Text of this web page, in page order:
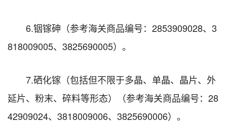
6.铟镓砷（参考海关商品编号：2853909028、3
818009005、3825690005）。
7.硒化镓（包括但不限于多晶、单晶、晶片、外
延片、粉末、碎料等形态）（参考海关商品编号：28
42909024、3818009006、3825690006）。